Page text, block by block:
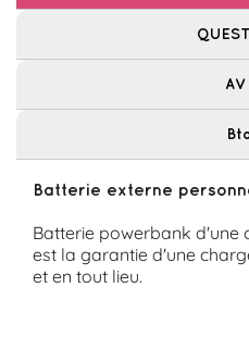
Batterie externe
Batterie powerbank d'une
est la garantie d'une
et en tout lieu.